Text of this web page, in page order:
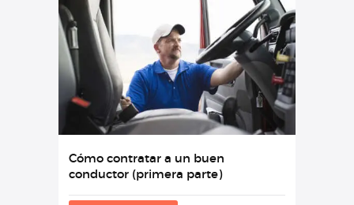
Cómo contratar a un buen
conductor (primera parte)